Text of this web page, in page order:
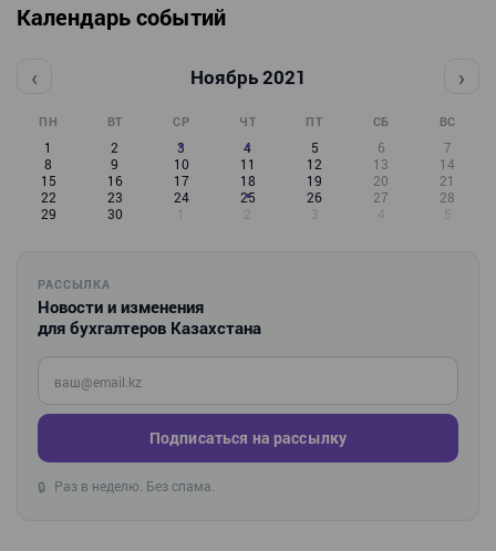
Календарь событий
‹ Ноябрь 2021 ›
ПН ВТ СР ЧТ ПТ СБ ВС
1 2 3 4 5 6
7
8
9 10 11 12 13
14
15
16 17 18 19 20
21
22
23 24 25 26 27
28
29
30 1 2 3 4 5
РАССЫЛКА
Новости и изменения
для бухгалтеров Казахстана
Введите ваш e-mail
Подписаться на рассылку
🔒 Раз в неделю. Без спама.